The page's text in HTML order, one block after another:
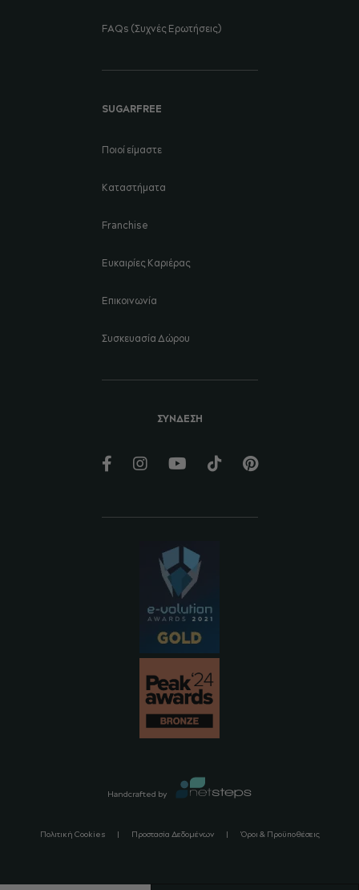
FAQs (Συχνές Ερωτήσεις)
SUGARFREE
Ποιοί είμαστε
Καταστήματα
Franchise
Ευκαιρίες Καριέρας
Επικοινωνία
Συσκευασία Δώρου
ΣΥΝΔΕΣΗ
Copyright ©2026Sugarfreeshops.com All Rights Reserved
Πολιτική Cookies Προστασία Δεδομένων Όροι & Προϋποθέσεις
Handcrafted by